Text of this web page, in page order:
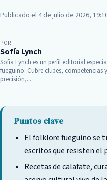
Publicado el 4 de julio de 2026,
POR
Sofía Lynch
Sofía Lynch es un perfil editorial
fueguino. Cubre clubes, competencias
precisión,...
Puntos clave
El folklore fueguino se
escritos que resisten el
Recetas de calafate,